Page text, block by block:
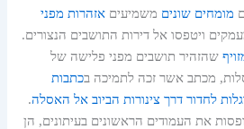
מומחים שונים משמיעיםאזהרות מפני
ויטפסו אל דירות התושבים הנצורים.
שהזהיר תושבים מפני פלישה של
מכתב אשר זכה לתמיכה בכתבות
לחדור דרך צינורות הביוב אל האסלה.
את העמודים הראשונים בעיתונים, הן